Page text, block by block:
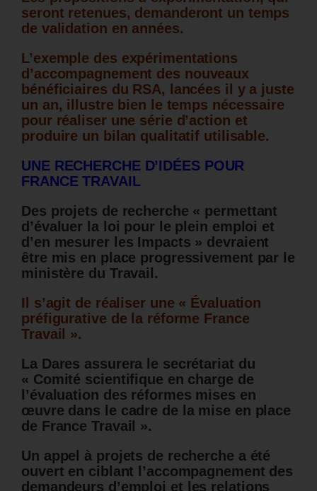
seront retenues, demanderont un temps
de validation en années.
L’exemple des expérimentations
d’accompagnement des nouveaux
bénéficiaires du RSA, lancées il y a juste
un an, illustre bien le temps nécessaire
pour réaliser une série d’action et
produire un bilan qualitatif utilisable.
UNE RECHERCHE D’IDÉES POUR
FRANCE TRAVAIL
Des projets de recherche « permettant
d’évaluer la loi pour le plein emploi et
d’en mesurer les Impacts » devraient
être mis en place progressivement par le
ministère du Travail.
Il s’agit de réaliser une « Évaluation
préfigurative de la réforme France
Travail ».
La Dares assurera le secrétariat du
« Comité scientifique en charge de
l’évaluation des réformes mises en
œuvre dans le cadre de la mise en place
de France Travail ».
Un appel à projets de recherche a été
ouvert en ciblant l’accompagnement des
demandeurs d’emploi et les relations